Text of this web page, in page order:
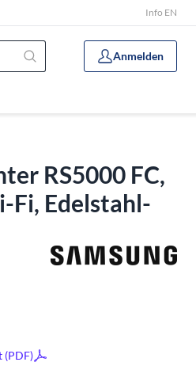
Info EN
Anmelden
RS5000 FC,
Fi, Edelstahl-
(PDF)